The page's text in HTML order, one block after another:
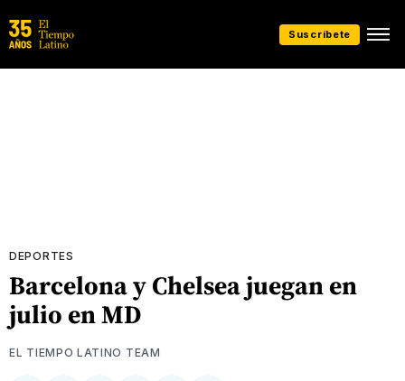
Suscríbete
DEPORTES
Barcelona y Chelsea juegan en
julio en MD
EL TIEMPO LATINO TEAM